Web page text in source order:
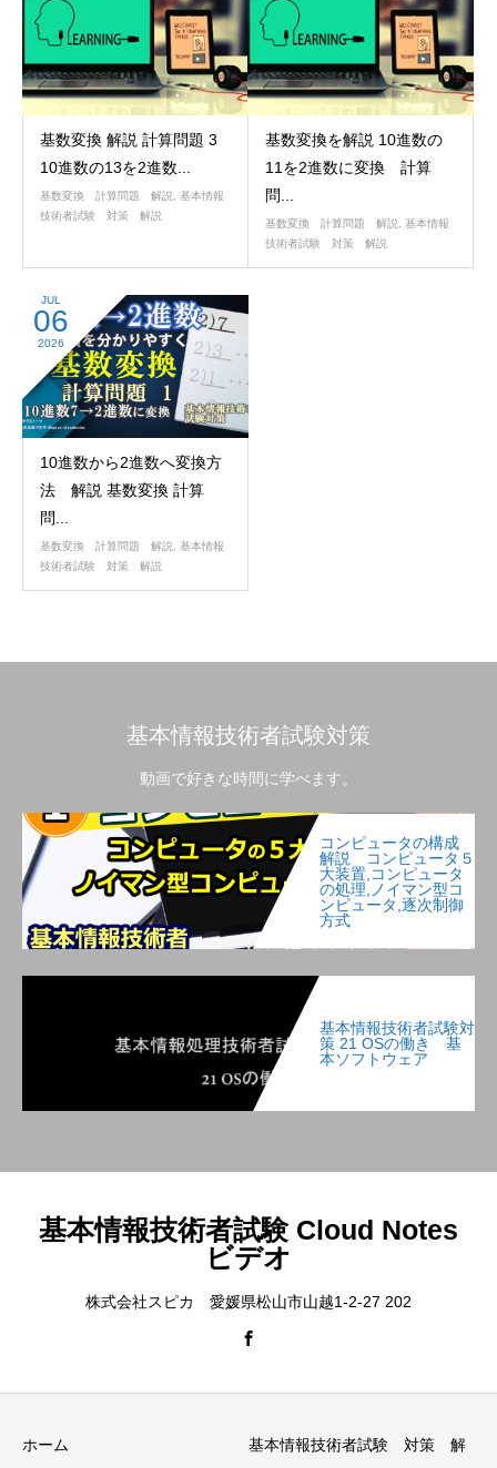
基数変換 解説 計算問題 3
10進数の13を2進数...
基数変換 計算問題 解説
基本情報
技術者試験 対策 解説
基数変換を解説 10進数の
11を2進数に変換 計算
問...
基数変換 計算問題 解説
基本情報
技術者試験 対策 解説
JUL
06
2026
10進数から2進数へ変換方
法 解説 基数変換 計算
問...
基数変換 計算問題 解説, 基本情報
技術者試験 対策 解説
基本情報技術者試験対策
動画で好きな時間に学べます。
コンピュータの構成
解説 コンピュータ５
大装置,コンピュータ
の処理,ノイマン型コ
ンピュータ,逐次制御
方式
基本情報技術者試験対
策 21 OSの働き 基
本ソフトウェア
基本情報技術者試験 Cloud Notes
ビデオ
株式会社スピカ 愛媛県松山市山越1-2-27 202
ホーム 基本情報技術者試験 対策 解